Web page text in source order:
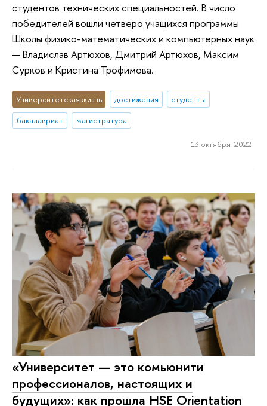
студентов технических специальностей. В число
победителей вошли четверо учащихся программы
Школы физико-математических и компьютерных наук
— Владислав Артюхов, Дмитрий Артюхов, Максим
Сурков и Кристина Трофимова.
Университетская жизнь достижения
студенты
бакалавриат
магистратура
13 октября 2022
«Университет — это комьюнити
профессионалов, настоящих и
будущих»: как прошла HSE Orientation